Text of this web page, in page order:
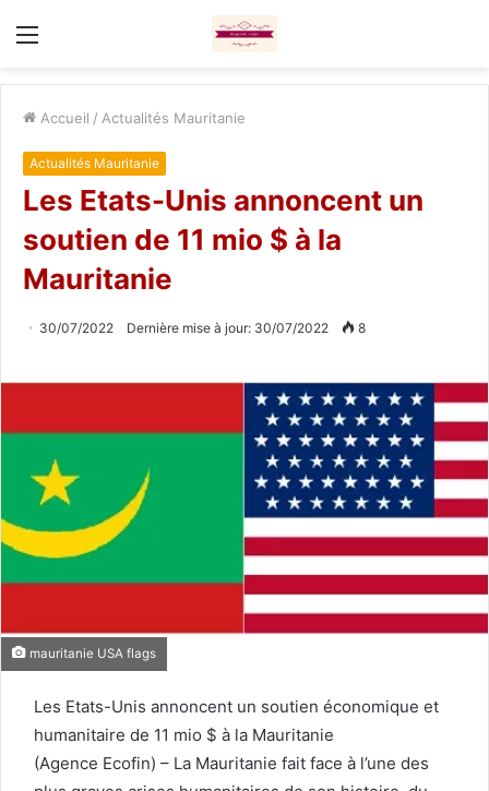
Menu
Accueil / Actualités Mauritanie
Actualités Mauritanie
Les Etats-Unis annoncent un
soutien de 11 mio $ à la
Mauritanie
30/07/2022 Dernière mise à jour: 30/07/2022 8
mauritanie USA flags
Les Etats-Unis annoncent un soutien économique et
humanitaire de 11 mio $ à la Mauritanie
(Agence Ecofin) – La Mauritanie fait face à l’une des